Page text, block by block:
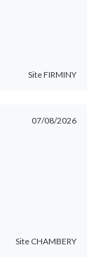
SiteFIRMINY
07/08/2026
Site CHAMBERY